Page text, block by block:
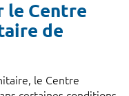
le Centre
de
le Centre